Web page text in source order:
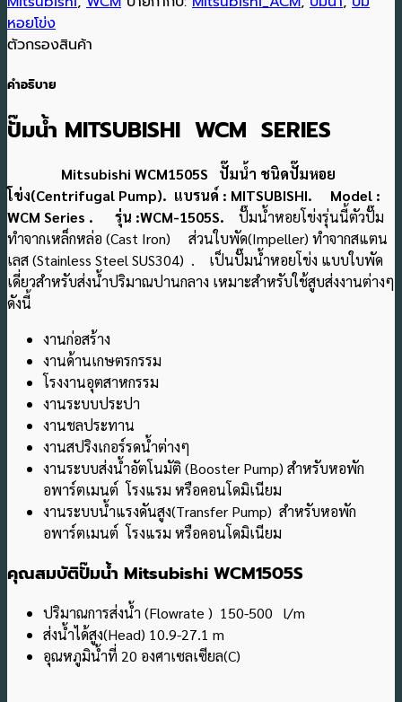
หอยโข่ง
ตัวกรองสินค้า
คำอธิบาย
ปั๊มน้ำ MITSUBISHI WCM SERIES
Mitsubishi WCM1505S ปั๊มน้ำ ชนิดปั๊มหอย
โข่ง(Centrifugal Pump). แบรนด์ : MITSUBISHI. Model :
WCM Series . รุ่น :WCM-1505S. ปั๊มน้ำหอยโข่งรุ่นนี้ตัวปั๊ม
ทำจากเหล็กหล่อ (Cast Iron) ส่วนใบพัด(Impeller) ทำจากสแตน
เลส (Stainless Steel SUS304) . เป็นปั๊มน้ำหอยโข่ง แบบใบพัด
เดี่ยวสําหรับส่งน้ําปริมาณปานกลาง เหมาะสําหรับใช้สูบส่งงานต่างๆ
ดังนี้
งานก่อสร้าง
งานด้านเกษตรกรรม
โรงงานอุตสาหกรรม
งานระบบประปา
งานชลประทาน
งานสปริงเกอร์รดน้ําต่างๆ
งานระบบส่งน้ําอัตโนมัติ (Booster Pump) สําหรับหอพัก
อพาร์ตเมนต์ โรงแรม หรือคอนโดมิเนียม
งานระบบน้ำแรงดันสูง(Transfer Pump) สําหรับหอพัก
อพาร์ตเมนต์ โรงแรม หรือคอนโดมิเนียม
คุณสมบัติปั๊มน้ำ Mitsubishi WCM1505S
ปริมาณการส่งน้ำ (Flowrate ) 150-500 l/m
ส่งน้ำได้สูง(Head) 10.9-27.1 m
อุณหภูมิน้ำที่ 20 องศาเซลเซียล(C)